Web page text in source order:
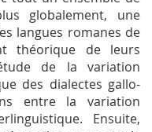
globalement, une
langues romanes de
théorique de leurs
de la variation
des dialectes gallo-
entre la variation
Ensuite,